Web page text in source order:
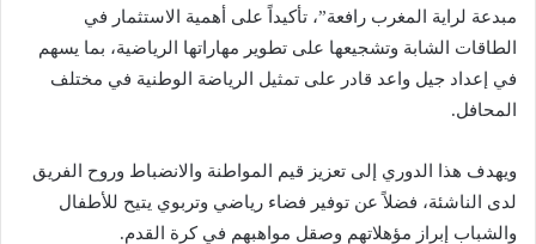
مبدعة لراية المغرب رافعة”، تأكيداً على أهمية الاستثمار في
الطاقات الشابة وتشجيعها على تطوير مهاراتها الرياضية، بما يسهم
في إعداد جيل واعد قادر على تمثيل الرياضة الوطنية في مختلف
المحافل.
ويهدف هذا الدوري إلى تعزيز قيم المواطنة والانضباط وروح الفريق
لدى الناشئة، فضلاً عن توفير فضاء رياضي وتربوي يتيح للأطفال
والشباب إبراز مؤهلاتهم وصقل مواهبهم في كرة القدم.